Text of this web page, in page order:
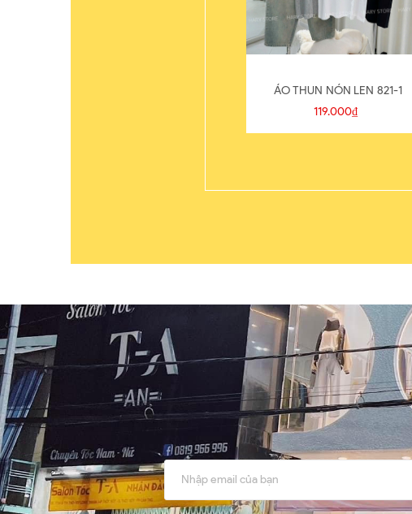
ÁO THUN NÓN LEN 821-1
119.000₫